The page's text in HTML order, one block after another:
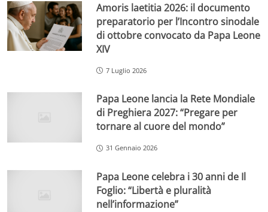
Amoris laetitia 2026: il documento
preparatorio per l’Incontro sinodale
di ottobre convocato da Papa Leone
XIV
7 Luglio 2026
Papa Leone lancia la Rete Mondiale
di Preghiera 2027: “Pregare per
tornare al cuore del mondo”
31 Gennaio 2026
Papa Leone celebra i 30 anni de Il
Foglio: “Libertà e pluralità
nell’informazione”